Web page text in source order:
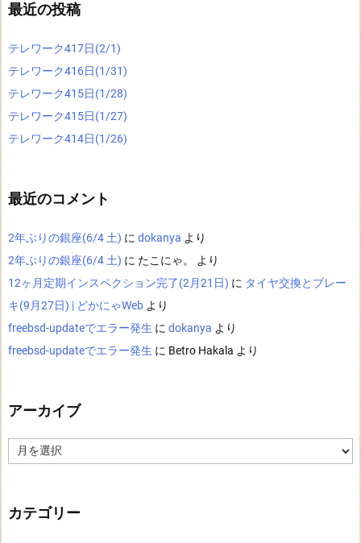
最近の投稿
テレワーク417日(2/1)
テレワーク416日(1/31)
テレワーク415日(1/28)
テレワーク415日(1/27)
テレワーク414日(1/26)
最近のコメント
2年ぶりの銀座(6/4 土) に dokanya より
2年ぶりの銀座(6/4 土) に たこにゃ。
より
12ヶ月定期インスペクション完了(2月21日) に タイヤ交換とブレー
キ(9月27日) | どかにゃWeb より
freebsd-updateでエラー発生 に dokanya より
freebsd-updateでエラー発生 に Betro Hakala より
アーカイブ
ー
カテゴリー